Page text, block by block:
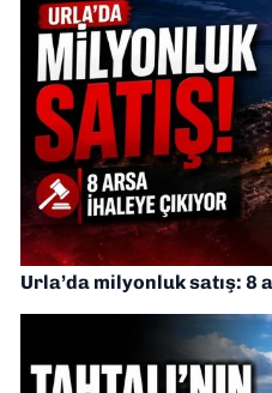
Urla’da milyonluk satış: 8